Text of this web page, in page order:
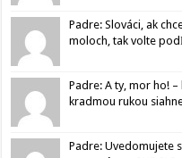
Padre: Slováci, ak
moloch, tak volte
Padre: A ty, mor ho!
kradmou rukou
Padre: Uvedomujete